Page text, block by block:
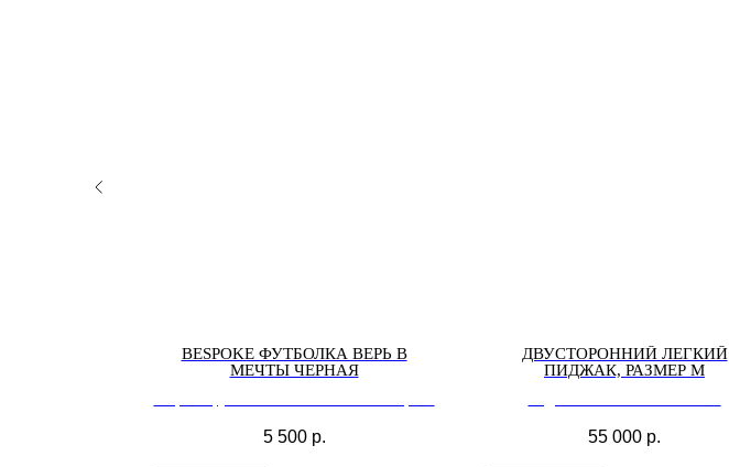
BESPOKE ФУТБОЛКА ВЕРЬ В
МЕЧТЫ ЧЕРНАЯ
5 500 р.
ДВУСТОРОННИЙ ЛЕГКИЙ
ПИДЖАК, РАЗМЕР М
55 000 р.